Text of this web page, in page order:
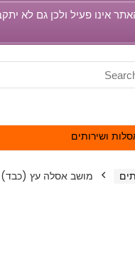
ושירותים
מושב אסלה עץ (כבד)